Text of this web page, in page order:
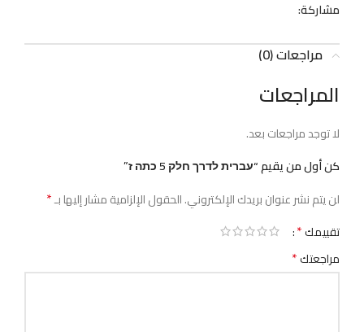
مشاركة:
مراجعات (0)
المراجعات
لا توجد مراجعات بعد.
كن أول من يقيم “עברית לדרך חלק 5 כתה ז”
لن يتم نشر عنوان بريدك الإلكتروني.الحقول الإلزامية مشار إليها بـ*
تقييمك*
مراجعتك*